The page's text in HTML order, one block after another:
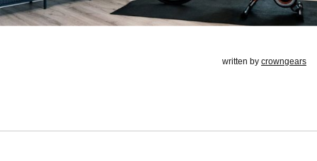
written by crowngears